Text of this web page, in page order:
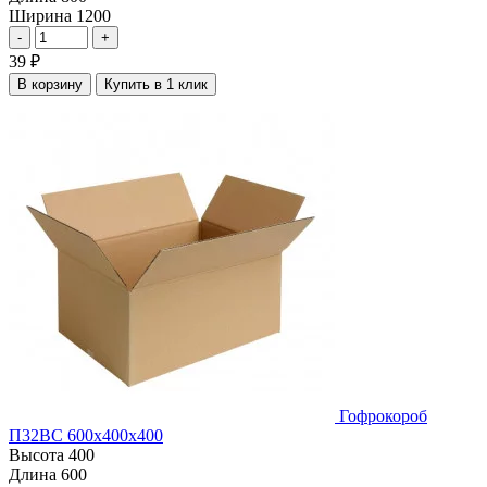
Ширина 1200
- +
39 ₽
В корзину Купить в 1 клик
Гофрокороб
П32ВС 600х400х400
Высота 400
Длина 600